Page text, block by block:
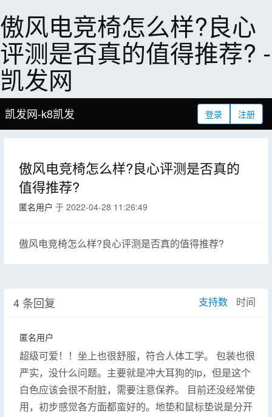
傲风电竞椅怎么样?良心
评测是否真的值得推荐? -
凯发网
登录 注册
凯发网-k8凯发
傲风电竞椅怎么样?良心评测是否真的
值得推荐?
匿名用户 于 2022-04-28 11:26:49
傲风电竞椅怎么样?良心评测是否真的值得推荐?
4 条回复 支持数 时间
匿名用户
超级可爱！！坐上也很舒服，符合人体工学。 包装也很
严实，没什么问题。主要就是冲大耳狗的ip，但是这个
白色应该会很不耐脏，需要注意保养。 目前还没经常使
用，初步感觉各方面都蛮好的。地垫和鼠标垫说是分开